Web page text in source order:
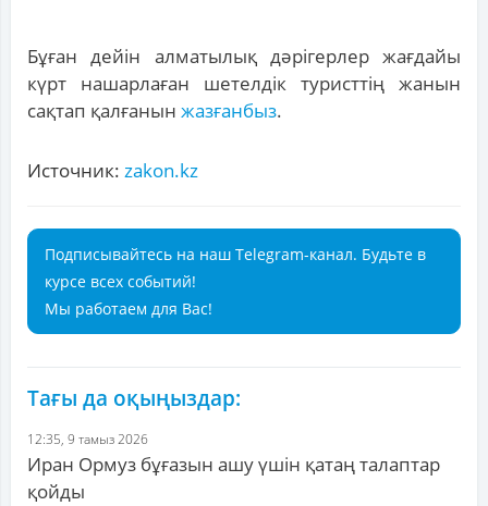
Бұған дейін алматылық дәрігерлер жағдайы
күрт нашарлаған шетелдік туристтің жанын
сақтап қалғанын жазғанбыз.
Источник: zakon.kz
Подписывайтесь на наш Telegram-канал. Будьте в
курсе всех событий!
Мы работаем для Вас!
Тағы да оқыңыздар:
12:35, 9 тамыз 2026
Иран Ормуз бұғазын ашу үшін қатаң талаптар
қойды